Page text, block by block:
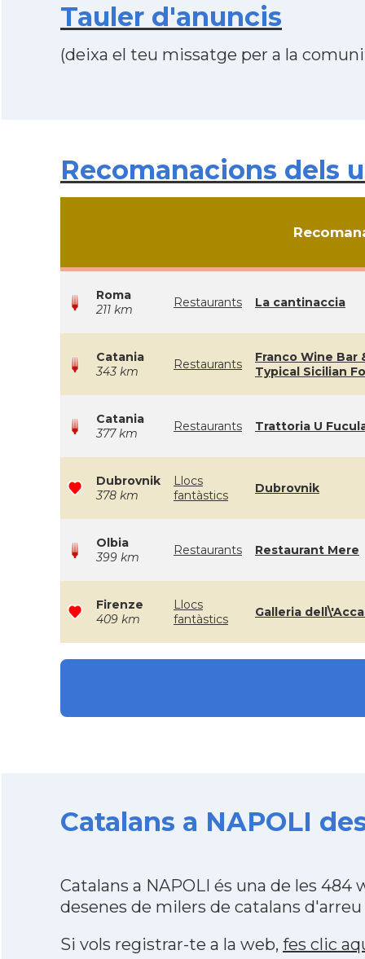
Tauler d'anuncis
(deixa el teu missatge per a la
Recomanacions dels
Roma
211 km
Restaurants La cantinaccia
Catania
343 km
Restaurants
Franco Wine Bar
Typical Sicilian
Catania
377 km
Restaurants Trattoria U
Dubrovnik
378 km
Llocs
fantàstics
Dubrovnik
Olbia
399 km
Restaurants Restaurant Mere
Firenze
409 km
Llocs
fantàstics
Galleria
Catalans a NAPOLI
Catalans a NAPOLI és una de les
desenes de milers de catalans
Si vols registrar-te a la web, fes clic